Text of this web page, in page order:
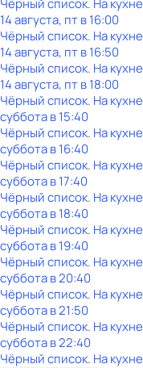
Чёрный список. На кухне
14 августа, пт в 16:00
Чёрный список. На кухне
14 августа, пт в 16:50
Чёрный список. На кухне
14 августа, пт в 18:00
Чёрный список. На кухне
субботав15:40
Чёрный список. На кухне
субботав16:40
Чёрный список. На кухне
субботав17:40
Чёрный список. На кухне
субботав18:40
Чёрный список. На кухне
субботав19:40
Чёрный список. На кухне
субботав20:40
Чёрный список. На кухне
субботав21:50
Чёрный список. На кухне
субботав22:40
Чёрный список. На кухне